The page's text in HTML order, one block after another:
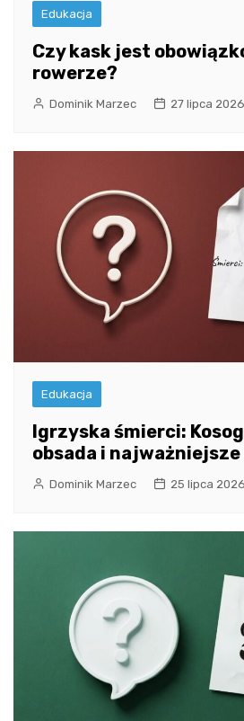
Edukacja
Czy kask jest
rowerze?
Dominik Marzec 27 lipca 2026
Edukacja
Igrzyska śmierci:
obsada i
Dominik Marzec 25 lipca 2026